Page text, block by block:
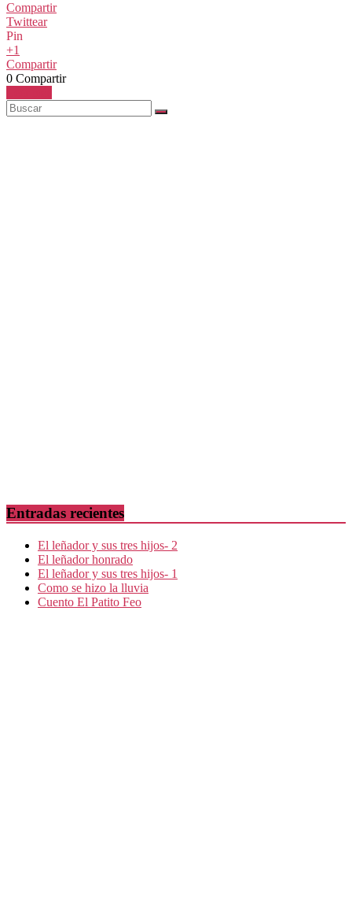
Compartir
Twittear
Pin
+1
Compartir
0 Compartir
Entradas recientes
El leñador y sus tres hijos- 2
El leñador honrado
El leñador y sus tres hijos- 1
Como se hizo la lluvia
Cuento El Patito Feo